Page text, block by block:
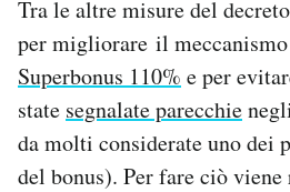
Tra le altre misure del
per migliorare il
Superbonus 110% e per
state segnalate parecchie
da molti considerate uno dei
del bonus). Per fare ciò